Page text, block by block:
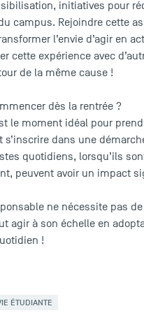
initiatives pour
campus. Rejoindre cette
l’envie d’agir en
cette expérience avec
de la même cause !
dès la rentrée ?
le moment idéal pour
s’inscrire dans une
quotidiens, lorsqu’ils
peuvent avoir un impact
ne nécessite pas
agir à son échelle en
!
ÉTUDIANTE